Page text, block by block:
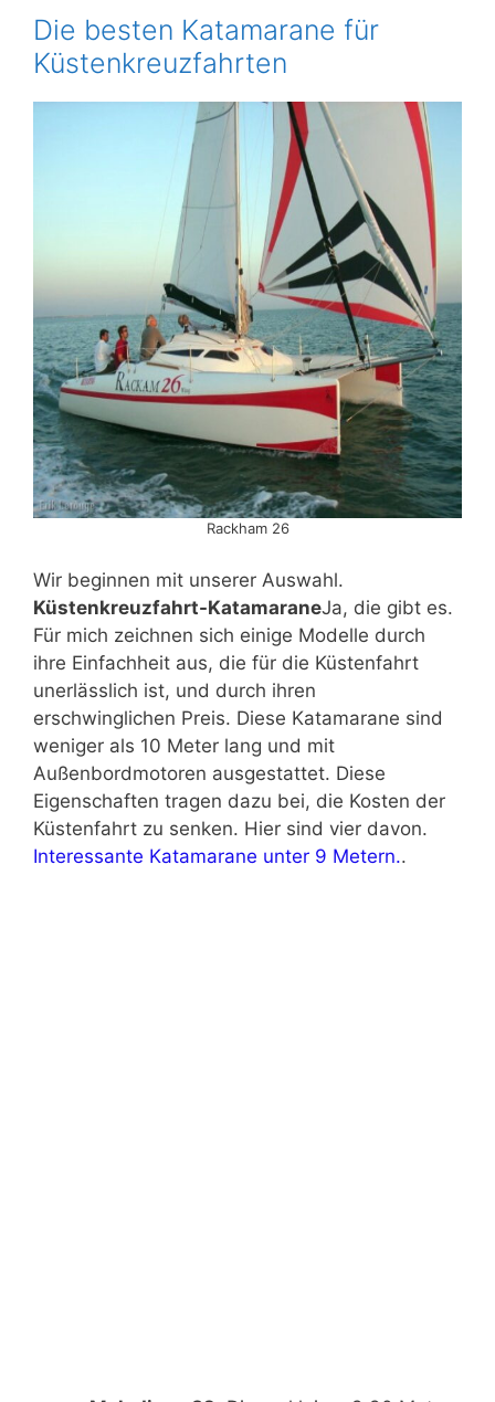
Die besten Katamarane für
Küstenkreuzfahrten
Rackham 26
Wir beginnen mit unserer Auswahl.
Küstenkreuzfahrt-KatamaraneJa, die gibt es.
Für mich zeichnen sich einige Modelle durch
ihre Einfachheit aus, die für die Küstenfahrt
unerlässlich ist, und durch ihren
erschwinglichen Preis. Diese Katamarane sind
weniger als 10 Meter lang und mit
Außenbordmotoren ausgestattet. Diese
Eigenschaften tragen dazu bei, die Kosten der
Küstenfahrt zu senken. Hier sind vier davon.
Interessante Katamarane unter 9 Metern..